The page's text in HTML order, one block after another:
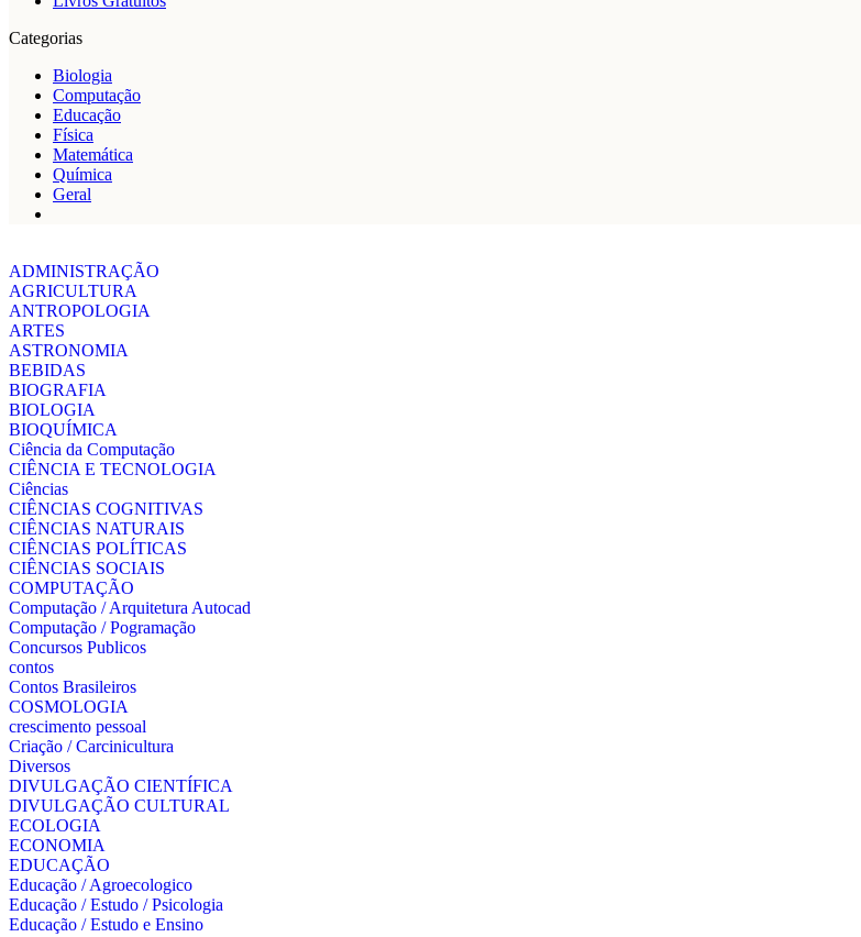
Categorias
Biologia
Computação
Educação
Física
Matemática
Química
Geral
ADMINISTRAÇÃO
AGRICULTURA
ANTROPOLOGIA
ARTES
ASTRONOMIA
BEBIDAS
BIOGRAFIA
BIOLOGIA
BIOQUÍMICA
Ciência da Computação
CIÊNCIA E TECNOLOGIA
Ciências
CIÊNCIAS COGNITIVAS
CIÊNCIAS NATURAIS
CIÊNCIAS POLÍTICAS
CIÊNCIAS SOCIAIS
COMPUTAÇÃO
Computação / Arquitetura Autocad
Computação / Pogramação
Concursos Publicos
contos
Contos Brasileiros
COSMOLOGIA
crescimento pessoal
Criação / Carcinicultura
Diversos
DIVULGAÇÃO CIENTÍFICA
DIVULGAÇÃO CULTURAL
ECOLOGIA
ECONOMIA
EDUCAÇÃO
Educação / Agroecologico
Educação / Estudo / Psicologia
Educação / Estudo e Ensino